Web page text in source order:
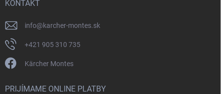
KONTAKT
info@karcher-montes.sk
+421 905 310 735
Kärcher Montes
PRIJÍMAME ONLINE PLATBY